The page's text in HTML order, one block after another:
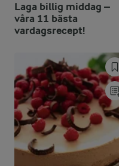
Laga billig middag –
våra 11 bästa
vardagsrecept!